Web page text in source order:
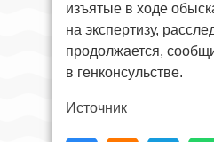
изъятые в ходе
на экспертизу,
продолжается,
в генконсульстве.
Источник